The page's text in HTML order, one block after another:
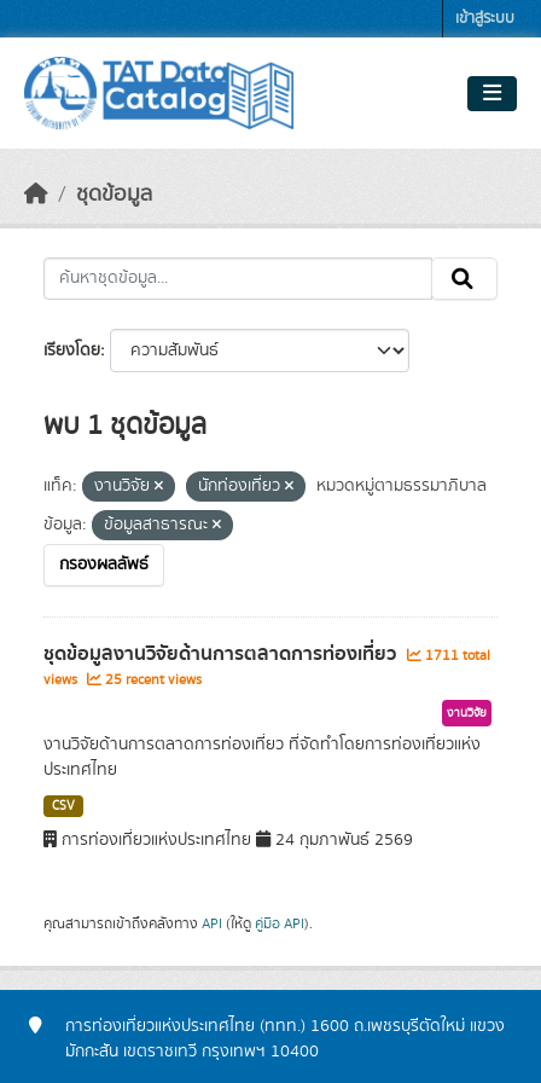
เข้าสู่ระบบ
ชุดข้อมูล
เรียงโดย
พบ 1 ชุดข้อมูล
แท็ค: งานวิจัย นักท่องเที่ยว
หมวดหมู่ตามธรรมาภิบาล
ข้อมูล:
ข้อมูลสาธารณะ
กรองผลลัพธ์
ชุดข้อมูลงานวิจัยด้านการตลาดการท่องเที่ยว
1711 total
views
25 recent views
งานวิจัย
งานวิจัยด้านการตลาดการท่องเที่ยว ที่จัดทำโดยการท่องเที่ยวแห่ง
ประเทศไทย
CSV
การท่องเที่ยวแห่งประเทศไทย 24 กุมภาพันธ์ 2569
คุณสามารถเข้าถึงคลังทาง API (ให้ดู คู่มือ API).
การท่องเที่ยวแห่งประเทศไทย (ททท.) 1600 ถ.เพชรบุรีตัดใหม่ แขวง
มักกะสัน เขตราชเทวี กรุงเทพฯ 10400